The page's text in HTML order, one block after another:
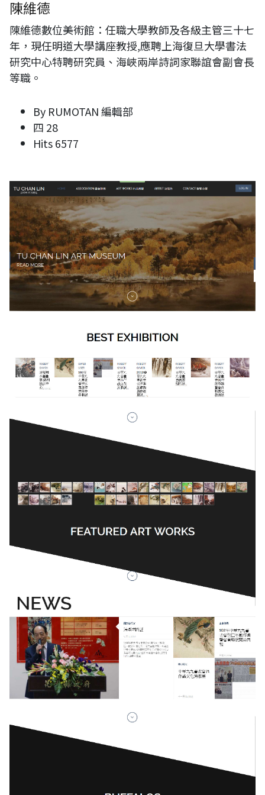
陳維德
陳維德數位美術館：任職大學教師及各級主管三十七
年，現任明道大學講座教授,應聘上海復旦大學書法
研究中心特聘研究員、海峽兩岸詩詞家聯誼會副會長
等職。
By RUMOTAN 編輯部
四 28
Hits6577